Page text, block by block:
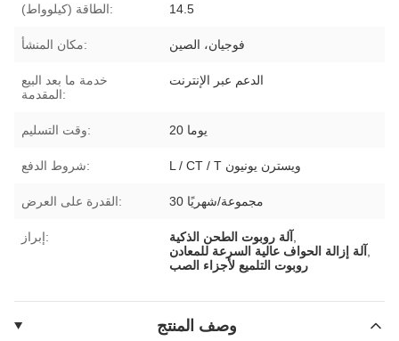
الطاقة (كيلوواط): 14.5
مكان المنشأ: فوجيان، الصين
خدمة ما بعد البيع
المقدمة:
الدعم عبر الإنترنت
وقت التسليم: 20 يوما
شروط الدفع: L / CT / T ويسترن يونيون
القدرة على العرض: 30 مجموعة/شهريًا
إبراز: آلة روبوت الطحن الذكية
آلة إزالة الحواف عالية السرعة للمعادن
روبوت التلميع لأجزاء الصب
وصف المنتج